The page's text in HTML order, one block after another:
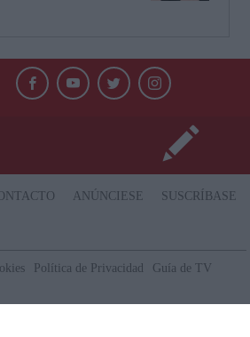
ANÚNCIESE
SUSCRÍBASE
Política de Privacidad
Guía de TV